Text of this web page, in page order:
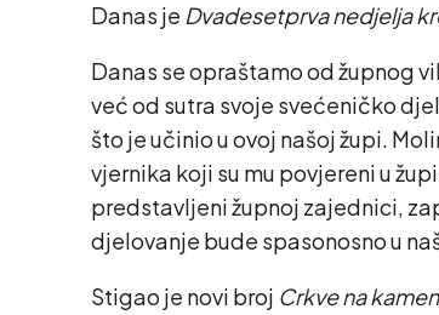
Danas je Dvadesetprva nedjelja
Danas se opraštamo od župnog
već od sutra svoje svećeničko
što je učinio u ovoj našoj župi.
vjernika koji su mu povjereni u
predstavljeni župnoj zajednici,
djelovanje bude spasonosno u
Stigao je novi broj Crkve na